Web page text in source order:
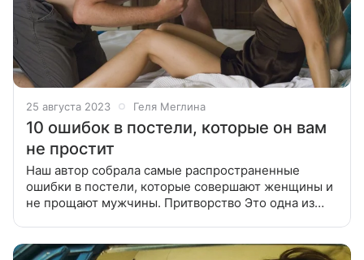
25 августа 2023 Геля Меглина
10 ошибок в постели, которые он вам
не простит
Наш автор собрала самые распространенные
ошибки в постели, которые совершают женщины и
не прощают мужчины. Притворство Это одна из
страстные